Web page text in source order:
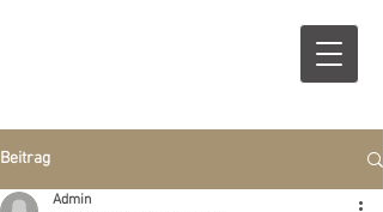
Beitrag
Admin